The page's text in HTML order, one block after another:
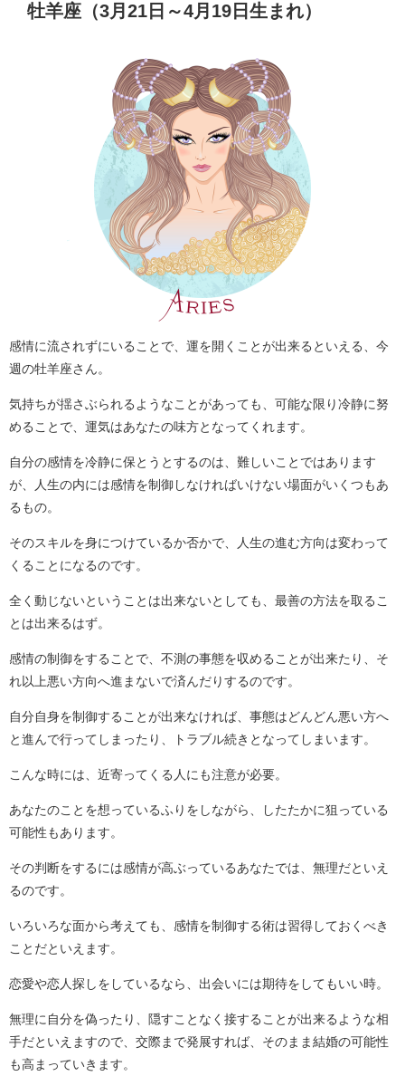
牡羊座（3月21日～4月19日生まれ）
感情に流されずにいることで、運を開くことが出来るといえる、今
週の牡羊座さん。
気持ちが揺さぶられるようなことがあっても、可能な限り冷静に努
めることで、運気はあなたの味方となってくれます。
自分の感情を冷静に保とうとするのは、難しいことではあります
が、人生の内には感情を制御しなければいけない場面がいくつもあ
るもの。
そのスキルを身につけているか否かで、人生の進む方向は変わって
くることになるのです。
全く動じないということは出来ないとしても、最善の方法を取るこ
とは出来るはず。
感情の制御をすることで、不測の事態を収めることが出来たり、そ
れ以上悪い方向へ進まないで済んだりするのです。
自分自身を制御することが出来なければ、事態はどんどん悪い方へ
と進んで行ってしまったり、トラブル続きとなってしまいます。
こんな時には、近寄ってくる人にも注意が必要。
あなたのことを想っているふりをしながら、したたかに狙っている
可能性もあります。
その判断をするには感情が高ぶっているあなたでは、無理だといえ
るのです。
いろいろな面から考えても、感情を制御する術は習得しておくべき
ことだといえます。
恋愛や恋人探しをしているなら、出会いには期待をしてもいい時。
無理に自分を偽ったり、隠すことなく接することが出来るような相
手だといえますので、交際まで発展すれば、そのまま結婚の可能性
も高まっていきます。